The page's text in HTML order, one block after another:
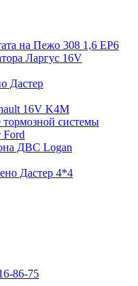
на Пежо 308 1,6 EP6
Ларгус 16V
Дастер
16V K4M
системы
Ford
ДВС Logan
Дастер 4*4
86-75